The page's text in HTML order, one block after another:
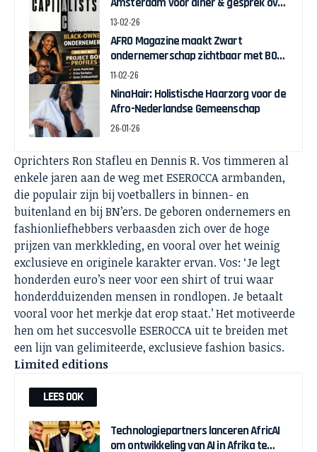
Black Economic Empowerment
13-02-26
AFRO Magazine maakt Zwart
ondernemerschap zichtbaar met BOB
Profiles
11-02-26
NinaHair: Holistische Haarzorg voor de
Afro-Nederlandse Gemeenschap
26-01-26
Oprichters Ron Stafleu en Dennis R. Vos timmeren al
enkele jaren aan de weg met ESEROCCA armbanden,
die populair zijn bij voetballers in binnen- en
buitenland en bij BN’ers. De geboren ondernemers en
fashionliefhebbers verbaasden zich over de hoge
prijzen van merkkleding, en vooral over het weinig
exclusieve en originele karakter ervan. Vos: ‘Je legt
honderden euro’s neer voor een shirt of trui waar
honderdduizenden mensen in rondlopen. Je betaalt
vooral voor het merkje dat erop staat.’ Het motiveerde
hen om het succesvolle ESEROCCA uit te breiden met
een lijn van gelimiteerde, exclusieve fashion basics.
Limited editions
LEES OOK
Technologiepartners lanceren AfricAI
om ontwikkeling van AI in Afrika te